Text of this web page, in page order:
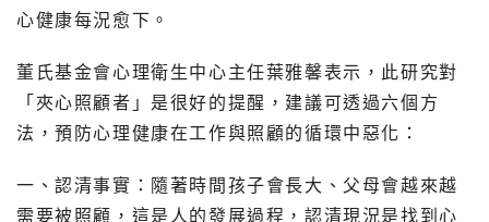
心健康每況愈下。
董氏基金會心理衛生中心主任葉雅馨表示，此研究對
「夾心照顧者」是很好的提醒，建議可透過六個方
法，預防心理健康在工作與照顧的循環中惡化：
一、認清事實：隨著時間孩子會長大、父母會越來越
需要被照顧，這是人的發展過程，認清現況是找到心